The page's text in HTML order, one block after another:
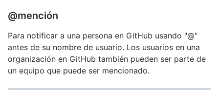
@mención
Para notificar a una persona en GitHub usando "@"
antes de su nombre de usuario. Los usuarios en una
organización en GitHub también pueden ser parte de
un equipo que puede ser mencionado.